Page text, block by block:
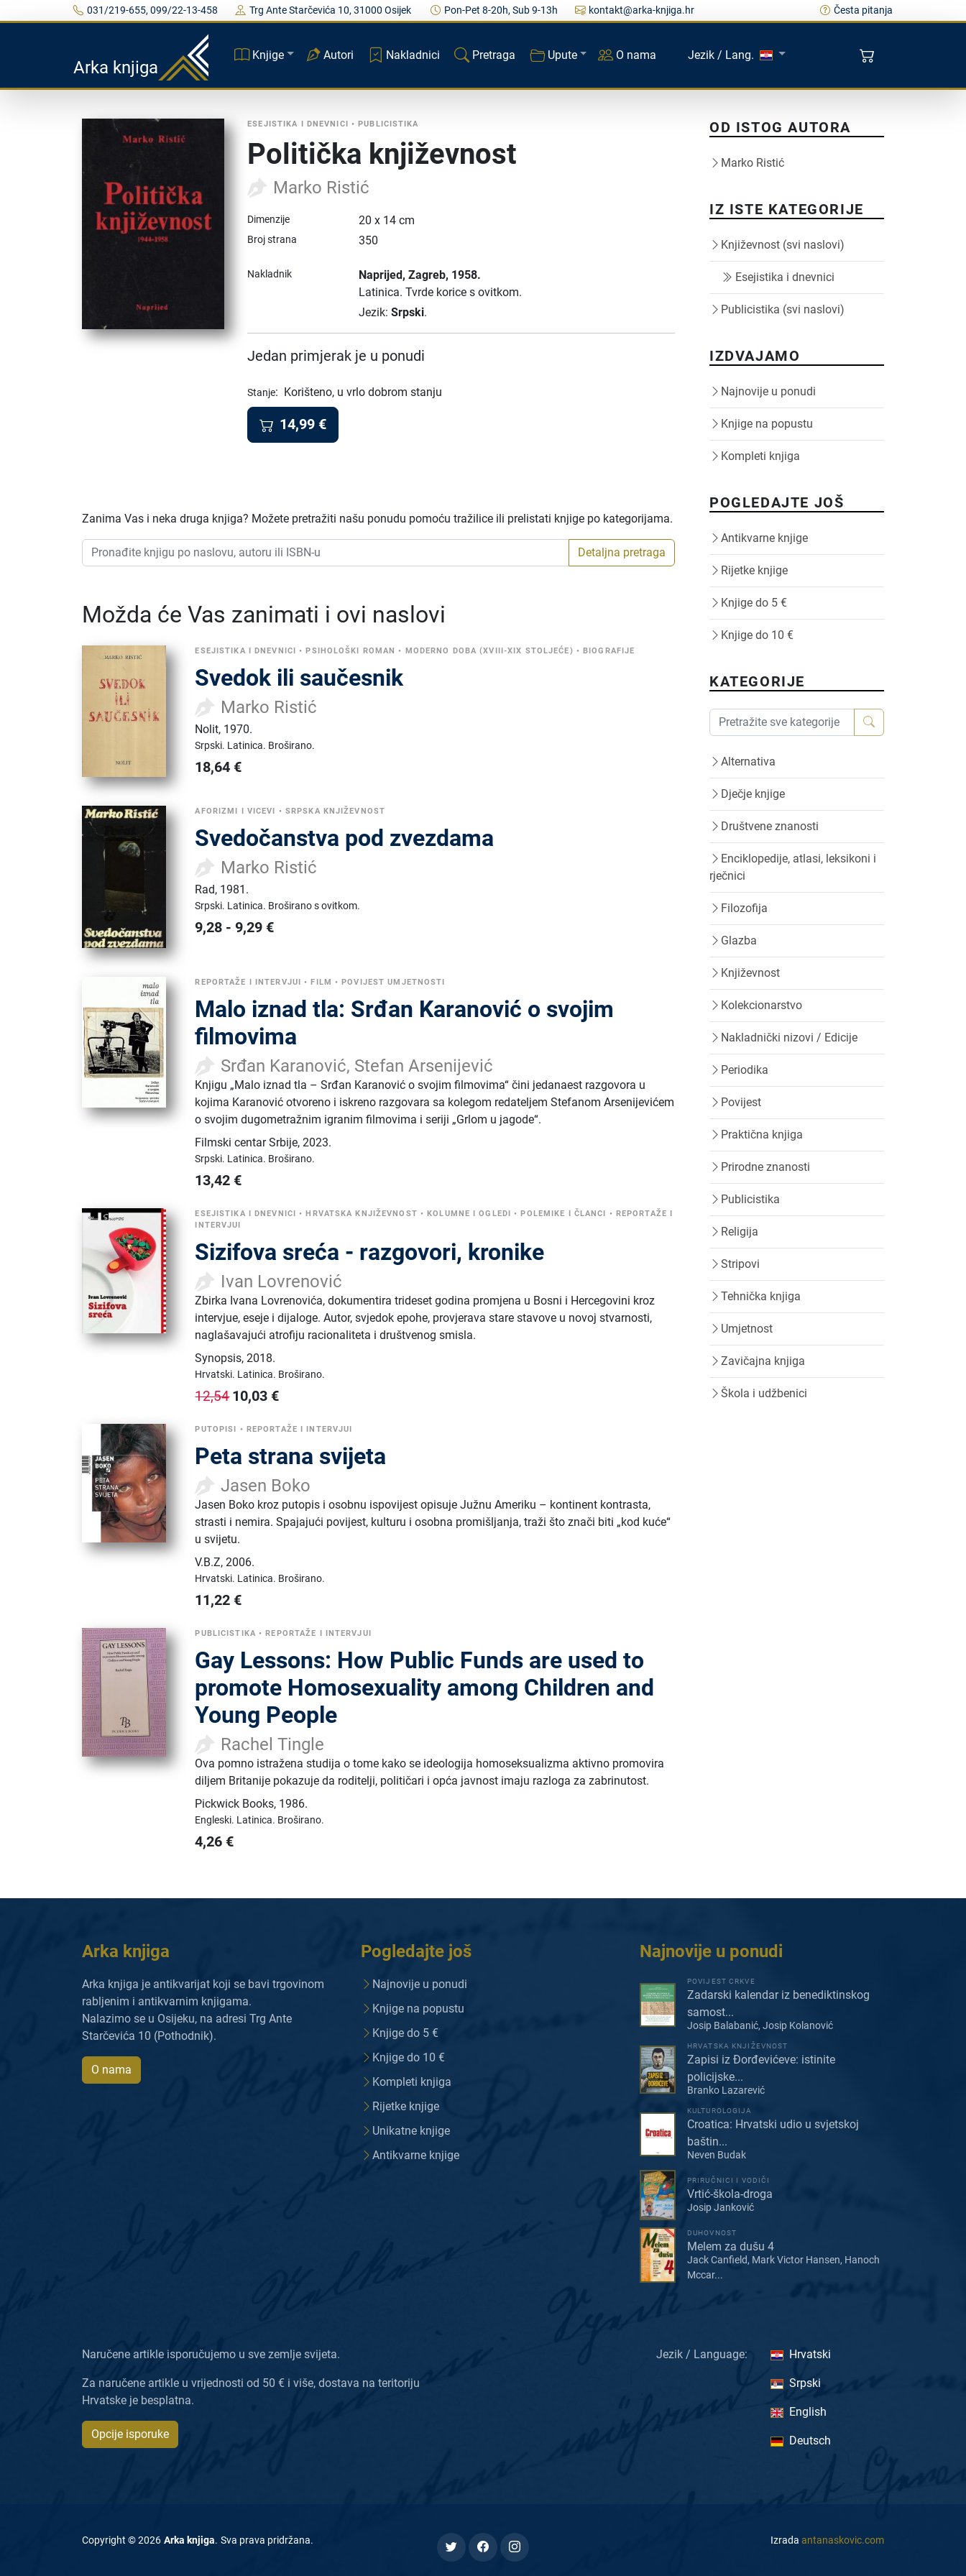
031/219-655, 099/22-13-458 Trg Ante Starčevića 10, 31000 Osijek Pon-Pet 8-20h, Sub 9-13h kontakt@arka-knjiga.hr Česta pitanja
Arka knjiga
Knjige Autori Nakladnici Pretraga Upute O nama Jezik / Lang.
ESEJISTIKA I DNEVNICI •PUBLICISTIKA
Politička književnost
Marko Ristić
Dimenzije 20 x 14 cm
Broj strana 350
Nakladnik Naprijed, Zagreb, 1958.
Latinica. Tvrde korice s ovitkom.
Jezik: Srpski.
Jedan primjerak je u ponudi
Stanje: Korišteno, u vrlo dobrom stanju
14,99 €
Zanima Vas i neka druga knjiga? Možete pretražiti našu ponudu pomoću tražilice ili prelistati knjige po kategorijama.
Detaljna pretraga
Možda će Vas zanimati i ovi naslovi
ESEJISTIKA I DNEVNICI •PSIHOLOŠKI ROMAN • MODERNO DOBA (XVIII-XIX STOLJEĆE) •BIOGRAFIJE
Svedok ili saučesnik
Marko Ristić
Nolit, 1970.
Srpski. Latinica. Broširano.
18,64 €
AFORIZMI I VICEVI • SRPSKA KNJIŽEVNOST
Svedočanstva pod zvezdama
Marko Ristić
Rad, 1981.
Srpski. Latinica. Broširano s ovitkom.
9,28 -9,29 €
REPORTAŽE I INTERVJUI • FILM • POVIJEST UMJETNOSTI
Malo iznad tla: Srđan Karanović o svojim
filmovima
Srđan Karanović, Stefan Arsenijević
Knjigu „Malo iznad tla – Srđan Karanović o svojim filmovima“ čini jedanaest razgovora u
kojima Karanović otvoreno i iskreno razgovara sa kolegom redateljem Stefanom Arsenijevićem
o svojim dugometražnim igranim filmovima i seriji „Grlom u jagode“.
Filmski centar Srbije,2023.
Srpski. Latinica. Broširano.
13,42 €
ESEJISTIKA I DNEVNICI • HRVATSKA KNJIŽEVNOST • KOLUMNE I OGLEDI • POLEMIKE I ČLANCI • REPORTAŽE I
INTERVJUI
Sizifova sreća - razgovori, kronike
Ivan Lovrenović
Zbirka Ivana Lovrenovića, dokumentira trideset godina promjena u Bosni i Hercegovini kroz
intervjue, eseje i dijaloge. Autor, svjedok epohe, provjerava stare stavove u novoj stvarnosti,
naglašavajući atrofiju racionaliteta i društvenog smisla.
Synopsis,2018.
Hrvatski. Latinica. Broširano.
12,5410,03 €
PUTOPISI • REPORTAŽE I INTERVJUI
Peta strana svijeta
Jasen Boko
Jasen Boko kroz putopis i osobnu ispovijest opisuje Južnu Ameriku – kontinent kontrasta,
strasti i nemira. Spajajući povijest, kulturu i osobna promišljanja, traži što znači biti „kod kuće“
u svijetu.
V.B.Z,2006.
Hrvatski. Latinica. Broširano.
11,22 €
PUBLICISTIKA • REPORTAŽE I INTERVJUI
Gay Lessons: How Public Funds are used to
promote Homosexuality among Children and
Young People
Rachel Tingle
Ova pomno istražena studija o tome kako se ideologija homoseksualizma aktivno promovira
diljem Britanije pokazuje da roditelji, političari i opća javnost imaju razloga za zabrinutost.
Pickwick Books, 1986.
Engleski. Latinica. Broširano.
4,26 €
OD ISTOG AUTORA
Marko Ristić
IZ ISTE KATEGORIJE
Književnost (svi naslovi)
Esejistika i dnevnici
Publicistika (svi naslovi)
IZDVAJAMO
Najnovije u ponudi
Knjige na popustu
Kompleti knjiga
POGLEDAJTE JOŠ
Antikvarne knjige
Rijetke knjige
Knjige do 5 €
Knjige do 10 €
KATEGORIJE
Alternativa
Dječje knjige
Društvene znanosti
Enciklopedije, atlasi, leksikoni i
rječnici
Filozofija
Glazba
Književnost
Kolekcionarstvo
Nakladnički nizovi / Edicije
Periodika
Povijest
Praktična knjiga
Prirodne znanosti
Publicistika
Religija
Stripovi
Tehnička knjiga
Umjetnost
Zavičajna knjiga
Škola i udžbenici
Arka knjiga
Arka knjiga je antikvarijat koji se bavi trgovinom
rabljenim i antikvarnim knjigama.
Nalazimo se u Osijeku, na adresi Trg Ante
Starčevića 10 (Pothodnik).
O nama
Pogledajte još
Najnovije u ponudi
Knjige na popustu
Knjige do 5 €
Knjige do 10 €
Kompleti knjiga
Rijetke knjige
Unikatne knjige
Antikvarne knjige
Najnovije u ponudi
POVIJEST CRKVE
Zadarski kalendar iz benediktinskog
samost...
Josip Balabanić, Josip Kolanović
HRVATSKA KNJIŽEVNOST
Zapisi iz Đorđevićeve: istinite
policijske...
Branko Lazarević
KULTUROLOGIJA
Croatica: Hrvatski udio u svjetskoj
baštin...
Neven Budak
PRIRUČNICI I VODIČI
Vrtić-škola-droga
Josip Janković
DUHOVNOST
Melem za dušu 4
Jack Canfield, Mark Victor Hansen, Hanoch
Mccar...
Naručene artikle isporučujemo u sve zemlje svijeta.
Za naručene artikle u vrijednosti od 50 € i više, dostava na teritoriju
Hrvatske je besplatna.
Opcije isporuke
Jezik / Language: Hrvatski
Srpski
English
Deutsch
Copyright ©2026 Arka knjiga. Sva prava pridržana. Izrada antanaskovic.com